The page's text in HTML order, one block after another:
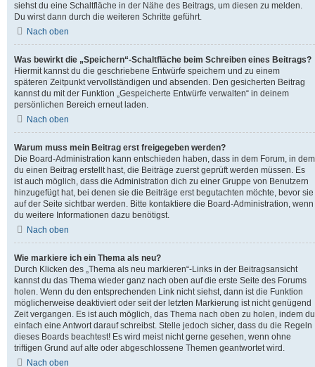
siehst du eine Schaltfläche in der Nähe des Beitrags, um diesen zu melden.
Du wirst dann durch die weiteren Schritte geführt.
Nach oben
Was bewirkt die „Speichern“-Schaltfläche beim Schreiben eines Beitrags?
Hiermit kannst du die geschriebene Entwürfe speichern und zu einem
späteren Zeitpunkt vervollständigen und absenden. Den gesicherten Beitrag
kannst du mit der Funktion „Gespeicherte Entwürfe verwalten“ in deinem
persönlichen Bereich erneut laden.
Nach oben
Warum muss mein Beitrag erst freigegeben werden?
Die Board-Administration kann entschieden haben, dass in dem Forum, in dem
du einen Beitrag erstellt hast, die Beiträge zuerst geprüft werden müssen. Es
ist auch möglich, dass die Administration dich zu einer Gruppe von Benutzern
hinzugefügt hat, bei denen sie die Beiträge erst begutachten möchte, bevor sie
auf der Seite sichtbar werden. Bitte kontaktiere die Board-Administration, wenn
du weitere Informationen dazu benötigst.
Nach oben
Wie markiere ich ein Thema als neu?
Durch Klicken des „Thema als neu markieren“-Links in der Beitragsansicht
kannst du das Thema wieder ganz nach oben auf die erste Seite des Forums
holen. Wenn du den entsprechenden Link nicht siehst, dann ist die Funktion
möglicherweise deaktiviert oder seit der letzten Markierung ist nicht genügend
Zeit vergangen. Es ist auch möglich, das Thema nach oben zu holen, indem du
einfach eine Antwort darauf schreibst. Stelle jedoch sicher, dass du die Regeln
dieses Boards beachtest! Es wird meist nicht gerne gesehen, wenn ohne
triftigen Grund auf alte oder abgeschlossene Themen geantwortet wird.
Nach oben